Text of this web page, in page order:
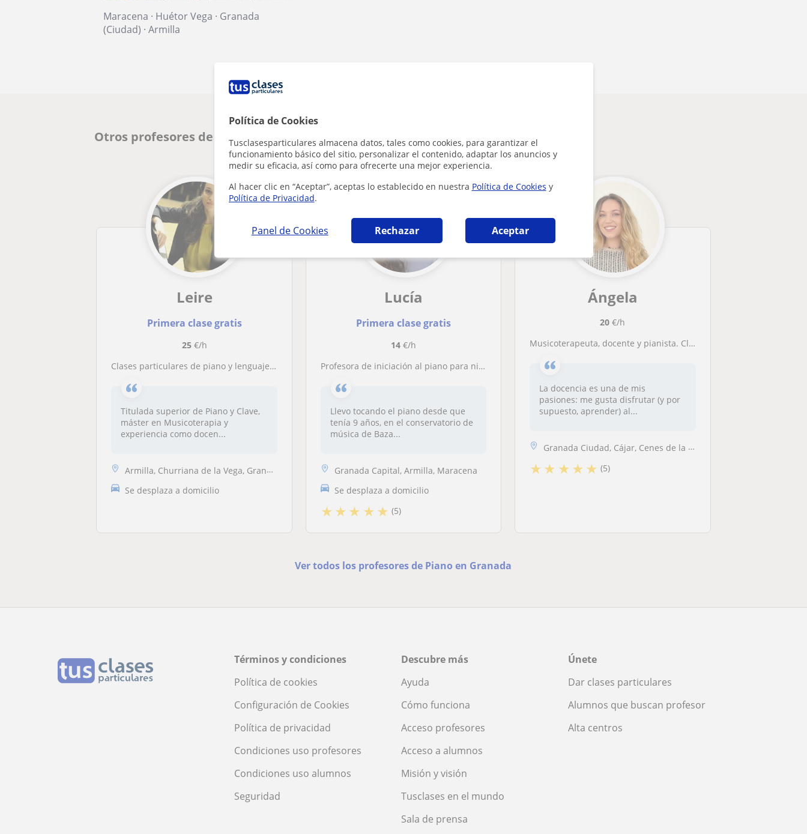
Política de Cookies
Tusclasesparticulares almacena datos, tales como cookies, para garantizar el
funcionamiento básico del sitio, personalizar el contenido, adaptar los anuncios y
medir su eficacia, así como para ofrecerte una mejor experiencia.
Al hacer clic en “Aceptar”, aceptas lo establecido en nuestra Política de Cookies y
Política de Privacidad.
Panel de Cookies Rechazar Aceptar
Maracena · Huétor Vega · Granada
(Ciudad) · Armilla
Otros profesores de Piano en Granada que pueden interesarte
Leire
Primera clase gratis
25€/h
Clases particulares de piano y lenguaje musical en Armilla o a domicilio
Titulada superior de Piano y Clave,
máster en Musicoterapia y
experiencia como docen...
Armilla, Churriana de la Vega, Granada Capital, Ogíjares, Huétor Vega,...
Se desplaza a domicilio
Lucía
Primera clase gratis
14€/h
Profesora de iniciación al piano para niños y adultos
Llevo tocando el piano desde que
tenía 9 años, en el conservatorio de
música de Baza...
Granada Capital, Armilla, Maracena
Se desplaza a domicilio
★★★ ★★ (5)
Ángela
20 €/h
Musicoterapeuta, docente y pianista. Clases de piano, iniciación y lenguaje musical para todos los niveles!
La docencia es una de mis
pasiones: me gusta disfrutar (y por
supuesto, aprender) al...
Granada Ciudad, Cájar, Cenes de la Vega, Granada (Ciudad), Huétor Vega
★★ ★★★ (5)
Ver todos los profesores de Piano en Granada
Términos y condiciones
Política de cookies
Configuración de Cookies
Política de privacidad
Condiciones uso profesores
Condiciones uso alumnos
Seguridad
Descubre más
Ayuda
Cómo funciona
Acceso profesores
Acceso a alumnos
Misión y visión
Tusclases en el mundo
Sala de prensa
Únete
Dar clases particulares
Alumnos que buscan profesor
Alta centros